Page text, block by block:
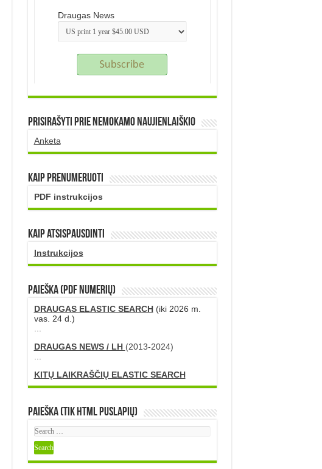
Draugas News
Prisirašyti prie nemokamo naujienlaiškio
Anketa
Kaip prenumeruoti
PDF instrukcijos
Kaip atsispausdinti
Instrukcijos
PAIEŠKA (PDF numerių)
DRAUGAS ELASTIC SEARCH(iki 2026 m.
vas. 24 d.)
...
DRAUGAS NEWS / LH (2013-2024)
...
KITŲ LAIKRAŠČIŲ ELASTIC SEARCH
Paieška (tik HTML puslapių)